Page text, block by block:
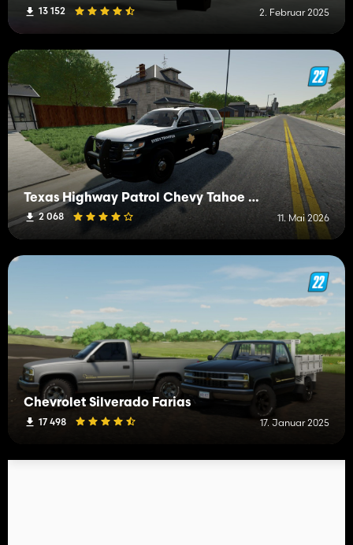
13 152 2. Februar 2025
Texas Highway Patrol Chevy Tahoe 2015 PPV
2 068 11. Mai 2026
Chevrolet Silverado Farias
17 498 17. Januar 2025